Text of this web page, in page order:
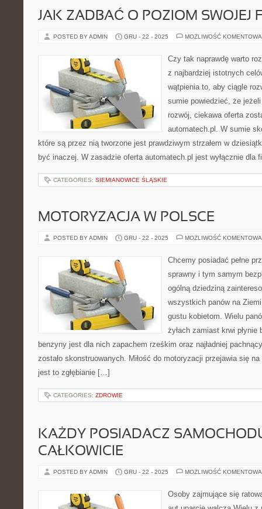
JAK ZADBAĆ O POZIOM SWOJEJ
POSTED BY ADMIN GRU - 22 - 2025 MOŻLIWOŚĆ
Czy tak naprawdę warto
z najbardziej istotnych
wątpienia to, aby ciągle
sumie powiedzieć, że
rozwój, ciekawa oferta
automatech.pl. W sumie
które są przez nią tworzone jest prawdziwym strzałem w
być inaczej. W zasadzie oferta automatech.pl jest wyłącznie
CATEGORIES: SIEMIANOWICE ŚLĄSKIE
MOTORYZACJA W POLSCE
POSTED BY ADMIN GRU - 22 - 2025 MOŻLIWOŚĆ
Chcemy posiadać pełne
sprawny i tym samym
ogólną dziedziną
wszystkich panów na
gustu kobietom. Wielu
żyłach zamiast krwi
benzyny jest dla nich zapachem rześkim oraz najładniej
zostało skonstruowanych. Miłość do motoryzacji przejawia się
jest to zgłębianie […]
CATEGORIES: ZDROWIE
KAŻDY POSIADACZ
CAŁKOWICIE
POSTED BY ADMIN GRU - 22 - 2025 MOŻLIWOŚĆ
Osoby zajmujące się